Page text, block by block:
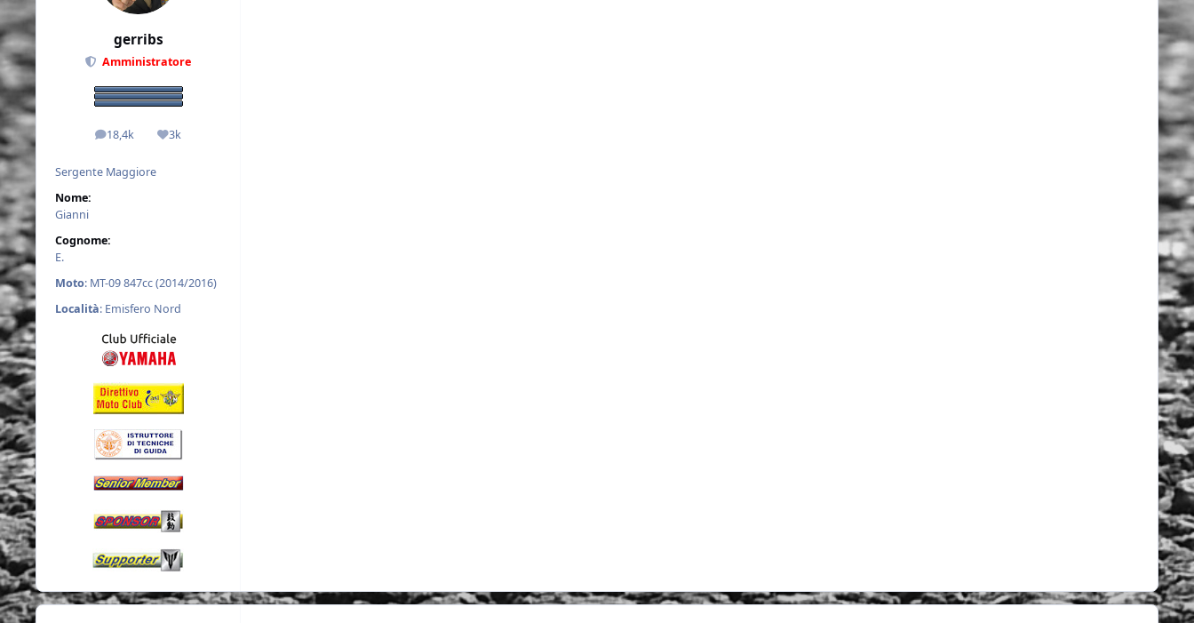
gerribs
Amministratore
18,4k
messaggi 3k
Reputazione
Sergente Maggiore
Nome:
Gianni
Cognome:
E.
Moto: MT-09 847cc (2014/2016)
Località: Emisfero Nord